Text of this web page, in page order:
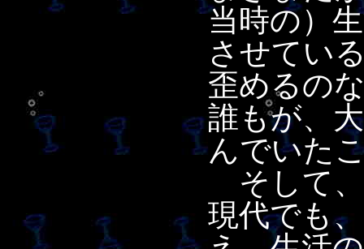
当時の）
させてい
歪めるの
誰もが、
んでいた
そして
現代でも